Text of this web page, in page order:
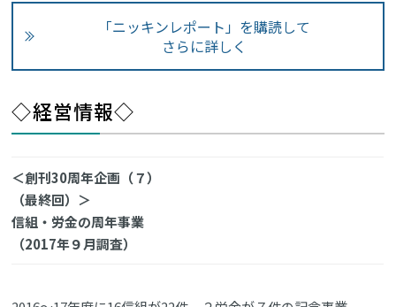
「ニッキンレポート」を購読して
さらに詳しく
◇経営情報◇
＜創刊30周年企画（７）
（最終回）＞
信組・労金の周年事業
（2017年９月調査）